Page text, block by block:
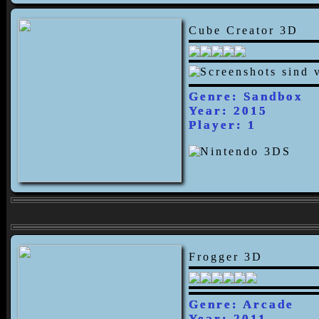
Cube Creator 3D
Genre: Sandbox
Year: 2015
Player: 1
Frogger 3D
Genre: Arcade